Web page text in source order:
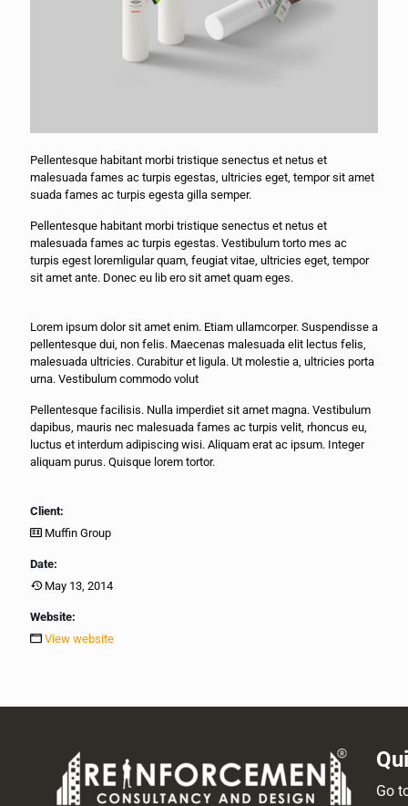
Pellentesque habitant morbi tristique senectus et netus et
malesuada fames ac turpis egestas, ultricies eget, tempor sit amet
suada fames ac turpis egesta gilla semper.
Pellentesque habitant morbi tristique senectus et netus et
malesuada fames ac turpis egestas. Vestibulum torto mes ac
turpis egest loremligular quam, feugiat vitae, ultricies eget, tempor
sit amet ante. Donec eu lib ero sit amet quam eges.
Lorem ipsum dolor sit amet enim. Etiam ullamcorper. Suspendisse a
pellentesque dui, non felis. Maecenas malesuada elit lectus felis,
malesuada ultricies. Curabitur et ligula. Ut molestie a, ultricies porta
urna. Vestibulum commodo volut
Pellentesque facilisis. Nulla imperdiet sit amet magna. Vestibulum
dapibus, mauris nec malesuada fames ac turpis velit, rhoncus eu,
luctus et interdum adipiscing wisi. Aliquam erat ac ipsum. Integer
aliquam purus. Quisque lorem tortor.
Client:
Muffin Group
Date:
May 13, 2014
Website:
View website
Go